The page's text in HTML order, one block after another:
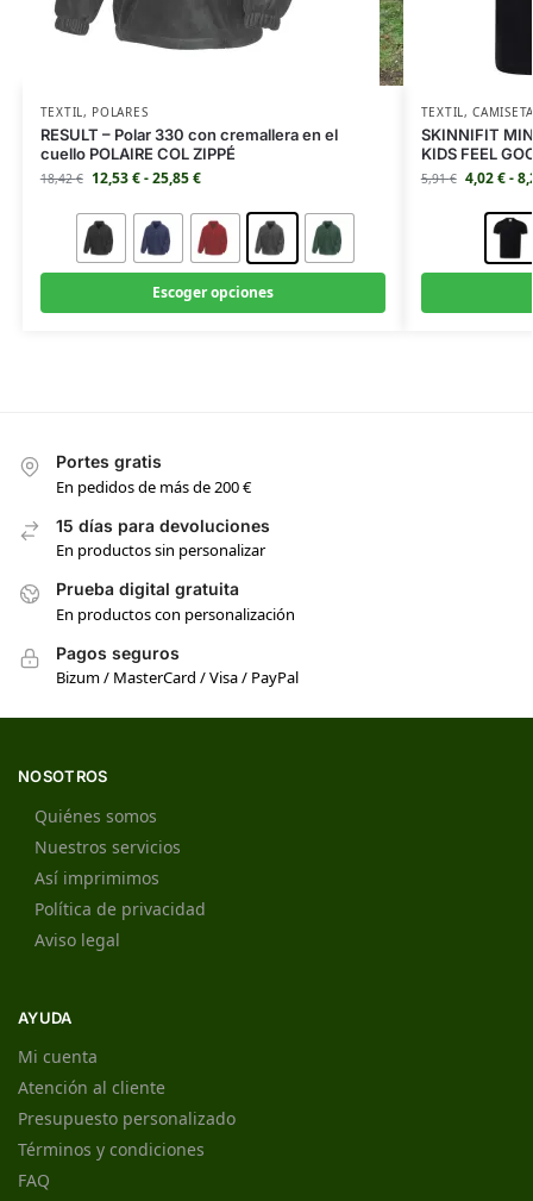
TEXTIL, POLARES
RESULT – Polar 330 con cremallera en el
cuello POLAIRE COL ZIPPÉ
18,42€ 12,53€-25,85€
Escoger opciones
TEXTIL,
SKINNIFIT
KIDS FEEL
5,91€ 4,02€-
Portes gratis
En pedidos de más de 200 €
15 días para devoluciones
En productos sin personalizar
Prueba digital gratuita
En productos con personalización
Pagos seguros
Bizum / MasterCard / Visa / PayPal
NOSOTROS
Quiénes somos
Nuestros servicios
Así imprimimos
Política de privacidad
Aviso legal
AYUDA
Mi cuenta
Atención al cliente
Presupuesto personalizado
Términos y condiciones
FAQ